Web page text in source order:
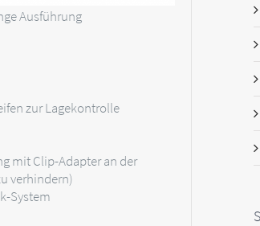
Ausführung
zur Lagekontrolle
mit Clip-Adapter an der
verhindern)
System